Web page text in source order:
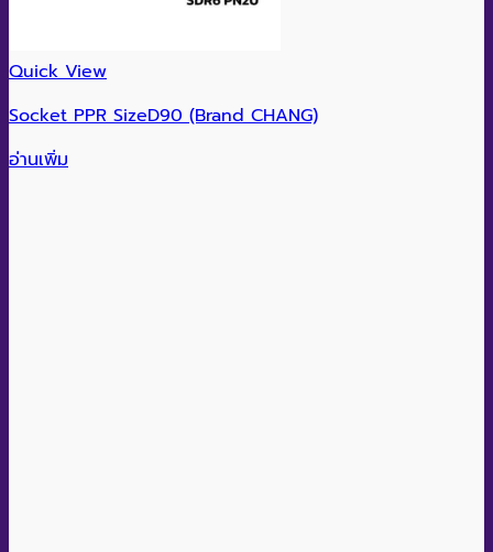
Quick View
Socket PPR SizeD90 (Brand CHANG)
อ่านเพิ่ม